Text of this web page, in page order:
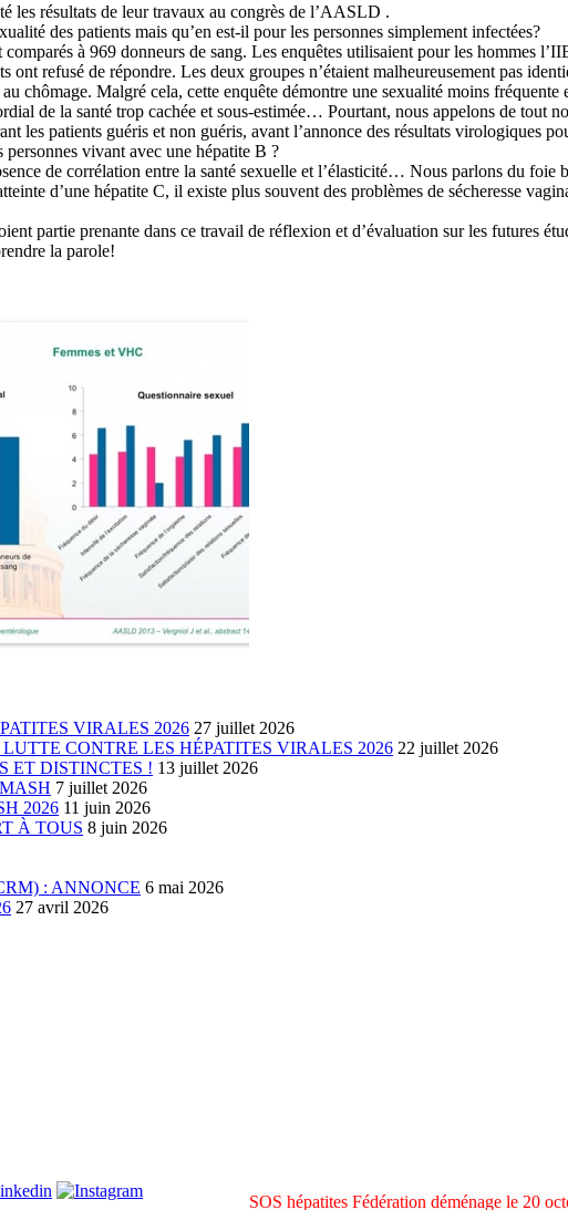
les résultats de leur travaux au congrès de l’AASLD .
des patients mais qu’en est-il pour les personnes simplement infectées?
à 969 donneurs de sang. Les enquêtes utilisaient pour les hommes
refusé de répondre. Les deux groupes n’étaient malheureusement pas
chômage. Malgré cela, cette enquête démontre une sexualité moins
de la santé trop cachée et sous-estimée… Pourtant, nous appelons de tout
les patients guéris et non guéris, avant l’annonce des résultats virologiques
vivant avec une hépatite B ?
de corrélation entre la santé sexuelle et l’élasticité… Nous parlons du foie
d’une hépatite C, il existe plus souvent des problèmes de sécheresse
partie prenante dans ce travail de réflexion et d’évaluation sur les futures
la parole!
VIRALES 2026 27 juillet 2026
CONTRE LES HÉPATITES VIRALES 2026 22 juillet 2026
ET DISTINCTES ! 13 juillet 2026
7 juillet 2026
2026 11 juin 2026
À TOUS 8 juin 2026
: ANNONCE 6 mai 2026
27 avril 2026
SOS hépatites Fédération déménage le 20